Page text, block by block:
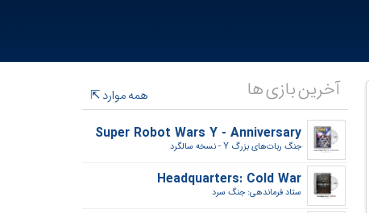
آخرین بازی ها
همه موارد
Super Robot Wars Y - Anniversary
جنگ ربات‌های بزرگ Y - نسخه سالگرد‎
Headquarters: Cold War
ستاد فرماندهی: جنگ سرد‎